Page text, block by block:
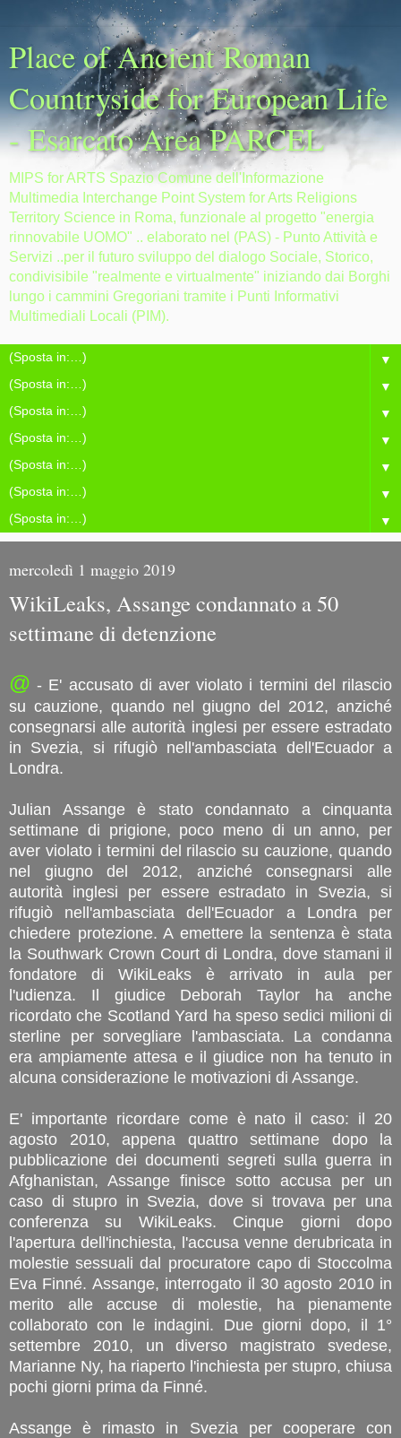
Place of Ancient Roman
Countryside for European Life
- Esarcato Area PARCEL
MIPS for ARTS Spazio Comune dell'Informazione
Multimedia Interchange Point System for Arts Religions
Territory Science in Roma, funzionale al progetto "energia
rinnovabile UOMO" .. elaborato nel (PAS) - Punto Attività e
Servizi ..per il futuro sviluppo del dialogo Sociale, Storico,
condivisibile "realmente e virtualmente" iniziando dai Borghi
lungo i cammini Gregoriani tramite i Punti Informativi
Multimediali Locali (PIM).
▼
▼
▼
▼
▼
▼
▼
mercoledì 1 maggio 2019
WikiLeaks, Assange condannato a 50
settimane di detenzione
@ - E' accusato di aver violato i termini del rilascio
su cauzione, quando nel giugno del 2012, anziché
consegnarsi alle autorità inglesi per essere estradato
in Svezia, si rifugiò nell'ambasciata dell'Ecuador a
Londra.
Julian Assange è stato condannato a cinquanta
settimane di prigione, poco meno di un anno, per
aver violato i termini del rilascio su cauzione, quando
nel giugno del 2012, anziché consegnarsi alle
autorità inglesi per essere estradato in Svezia, si
rifugiò nell'ambasciata dell'Ecuador a Londra per
chiedere protezione. A emettere la sentenza è stata
la Southwark Crown Court di Londra, dove stamani il
fondatore di WikiLeaks è arrivato in aula per
l'udienza. Il giudice Deborah Taylor ha anche
ricordato che Scotland Yard ha speso sedici milioni di
sterline per sorvegliare l'ambasciata. La condanna
era ampiamente attesa e il giudice non ha tenuto in
alcuna considerazione le motivazioni di Assange.
E' importante ricordare come è nato il caso: il 20
agosto 2010, appena quattro settimane dopo la
pubblicazione dei documenti segreti sulla guerra in
Afghanistan, Assange finisce sotto accusa per un
caso di stupro in Svezia, dove si trovava per una
conferenza su WikiLeaks. Cinque giorni dopo
l'apertura dell'inchiesta, l'accusa venne derubricata in
molestie sessuali dal procuratore capo di Stoccolma
Eva Finné. Assange, interrogato il 30 agosto 2010 in
merito alle accuse di molestie, ha pienamente
collaborato con le indagini. Due giorni dopo, il 1°
settembre 2010, un diverso magistrato svedese,
Marianne Ny, ha riaperto l'inchiesta per stupro, chiusa
pochi giorni prima da Finné.
Assange è rimasto in Svezia per cooperare con